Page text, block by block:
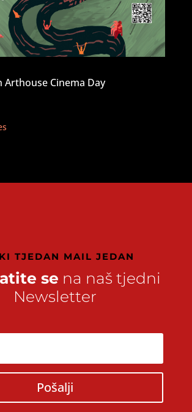
Arthouse Cinema Day
TJEDAN MAIL JEDAN
se na naš tjedni
Newsletter
Pošalji